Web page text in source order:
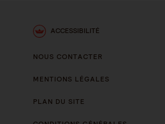
ACCESSIBILITÉ
NOUS CONTACTER
MENTIONS LÉGALES
PLAN DU SITE